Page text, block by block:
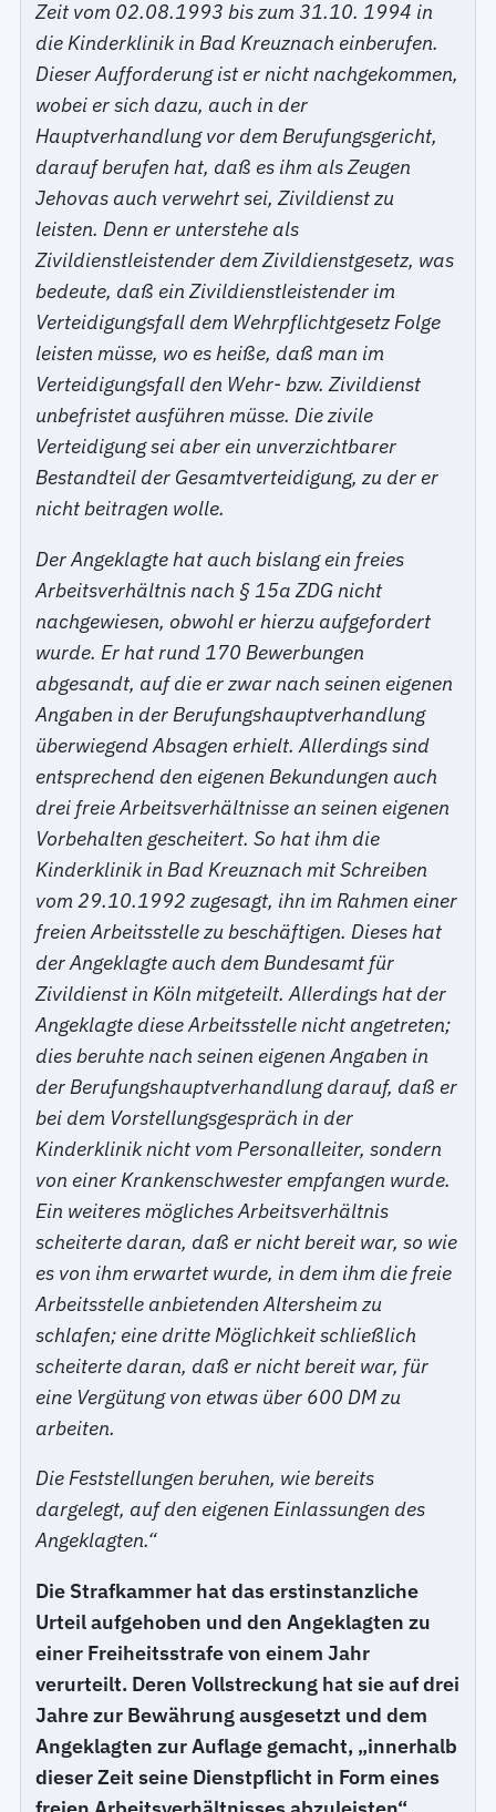
Zeit vom 02.08.1993 bis zum 31.10. 1994 in
die Kinderklinik in Bad Kreuznach einberufen.
Dieser Aufforderung ist er nicht nachgekommen,
wobei er sich dazu, auch in der
Hauptverhandlung vor dem Berufungsgericht,
darauf berufen hat, daß es ihm als Zeugen
Jehovas auch verwehrt sei, Zivildienst zu
leisten. Denn er unterstehe als
Zivildienstleistender dem Zivildienstgesetz, was
bedeute, daß ein Zivildienstleistender im
Verteidigungsfall dem Wehrpflichtgesetz Folge
leisten müsse, wo es heiße, daß man im
Verteidigungsfall den Wehr- bzw. Zivildienst
unbefristet ausführen müsse. Die zivile
Verteidigung sei aber ein unverzichtbarer
Bestandteil der Gesamtverteidigung, zu der er
nicht beitragen wolle.
Der Angeklagte hat auch bislang ein freies
Arbeitsverhältnis nach § 15a ZDG nicht
nachgewiesen, obwohl er hierzu aufgefordert
wurde. Er hat rund 170 Bewerbungen
abgesandt, auf die er zwar nach seinen eigenen
Angaben in der Berufungshauptverhandlung
überwiegend Absagen erhielt. Allerdings sind
entsprechend den eigenen Bekundungen auch
drei freie Arbeitsverhältnisse an seinen eigenen
Vorbehalten gescheitert. So hat ihm die
Kinderklinik in Bad Kreuznach mit Schreiben
vom 29.10.1992 zugesagt, ihn im Rahmen einer
freien Arbeitsstelle zu beschäftigen. Dieses hat
der Angeklagte auch dem Bundesamt für
Zivildienst in Köln mitgeteilt. Allerdings hat der
Angeklagte diese Arbeitsstelle nicht angetreten;
dies beruhte nach seinen eigenen Angaben in
der Berufungshauptverhandlung darauf, daß er
bei dem Vorstellungsgespräch in der
Kinderklinik nicht vom Personalleiter, sondern
von einer Krankenschwester empfangen wurde.
Ein weiteres mögliches Arbeitsverhältnis
scheiterte daran, daß er nicht bereit war, so wie
es von ihm erwartet wurde, in dem ihm die freie
Arbeitsstelle anbietenden Altersheim zu
schlafen; eine dritte Möglichkeit schließlich
scheiterte daran, daß er nicht bereit war, für
eine Vergütung von etwas über 600 DM zu
arbeiten.
Die Feststellungen beruhen, wie bereits
dargelegt, auf den eigenen Einlassungen des
Angeklagten.“
Die Strafkammer hat das erstinstanzliche
Urteil aufgehoben und den Angeklagten zu
einer Freiheitsstrafe von einem Jahr
verurteilt. Deren Vollstreckung hat sie auf drei
Jahre zur Bewährung ausgesetzt und dem
Angeklagten zur Auflage gemacht, „innerhalb
dieser Zeit seine Dienstpflicht in Form eines